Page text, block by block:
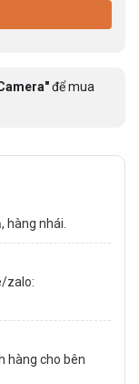
để mua
hàng nhái.
zalo:
hàng cho bên